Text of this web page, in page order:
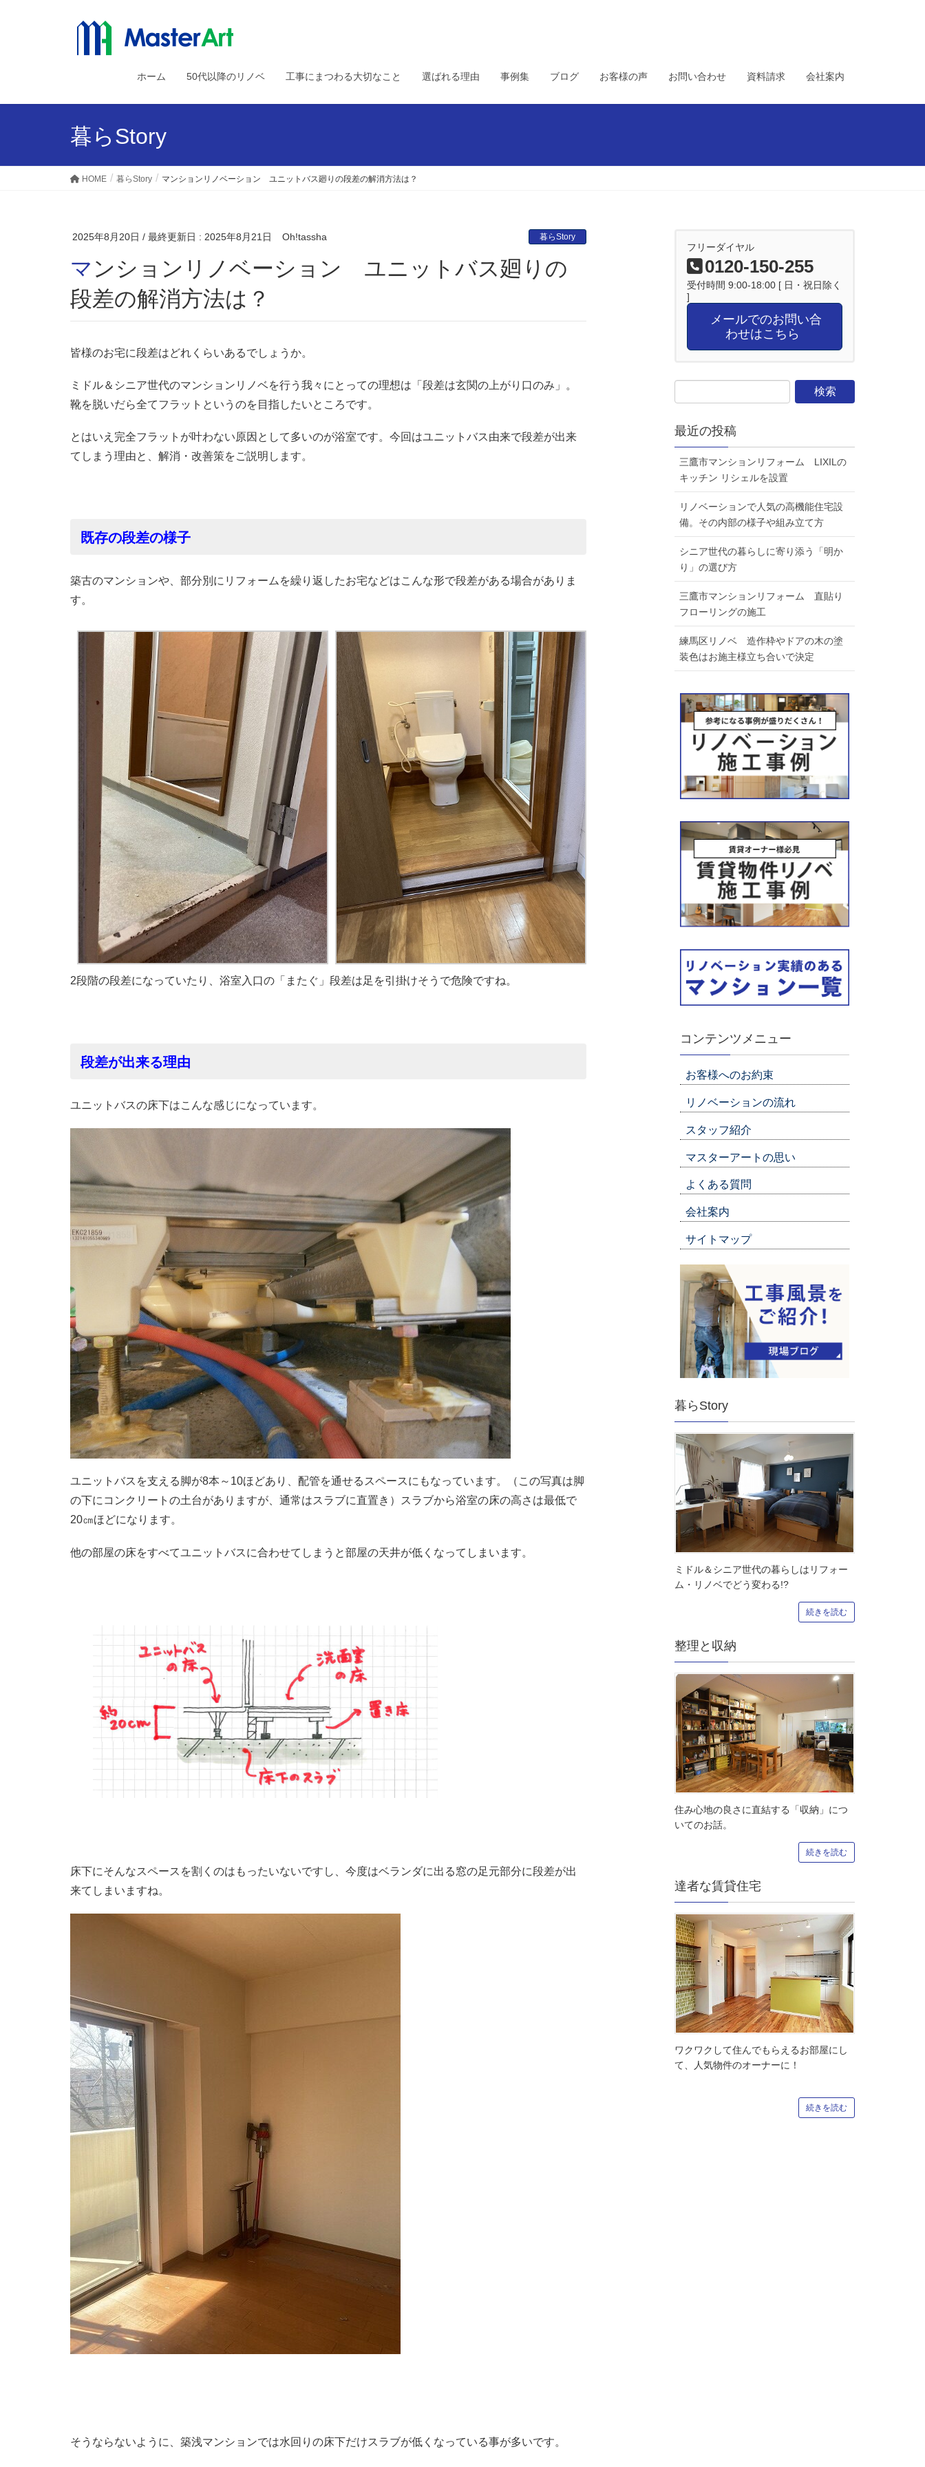
ホーム 50代以降のリノベ 工事にまつわる大切なこと 選ばれる理由 事例集 ブログ お客様の声 お問い合わせ 資料請求 会社案内
暮らStory
HOME 暮らStory マンションリノベーション ユニットバス廻りの段差の解消方法は？
2025年8月20日 / 最終更新日 : 2025年8月21日 Oh!tassha 暮らStory
マンションリノベーション ユニットバス廻りの
段差の解消方法は？
皆様のお宅に段差はどれくらいあるでしょうか。
ミドル＆シニア世代のマンションリノベを行う我々にとっての理想は「段差は玄関の上がり口のみ」。
靴を脱いだら全てフラットというのを目指したいところです。
とはいえ完全フラットが叶わない原因として多いのが浴室です。今回はユニットバス由来で段差が出来
てしまう理由と、解消・改善策をご説明します。
既存の段差の様子
築古のマンションや、部分別にリフォームを繰り返したお宅などはこんな形で段差がある場合がありま
す。
2段階の段差になっていたり、浴室入口の「またぐ」段差は足を引掛けそうで危険ですね。
段差が出来る理由
ユニットバスの床下はこんな感じになっています。
ユニットバスを支える脚が8本～10ほどあり、配管を通せるスペースにもなっています。（この写真は脚
の下にコンクリートの土台がありますが、通常はスラブに直置き）スラブから浴室の床の高さは最低で
20㎝ほどになります。
他の部屋の床をすべてユニットバスに合わせてしまうと部屋の天井が低くなってしまいます。
床下にそんなスペースを割くのはもったいないですし、今度はベランダに出る窓の足元部分に段差が出
来てしまいますね。
そうならないように、築浅マンションでは水回りの床下だけスラブが低くなっている事が多いです。
フリーダイヤル
0120-150-255
受付時間 9:00-18:00 [ 日・祝日除く
]
メールでのお問い合
わせはこちら
最近の投稿
三鷹市マンションリフォーム LIXILの
キッチン リシェルを設置
リノベーションで人気の高機能住宅設
備。その内部の様子や組み立て方
シニア世代の暮らしに寄り添う「明か
り」の選び方
三鷹市マンションリフォーム 直貼り
フローリングの施工
練馬区リノベ 造作枠やドアの木の塗
装色はお施主様立ち合いで決定
コンテンツメニュー
お客様へのお約束
リノベーションの流れ
スタッフ紹介
マスターアートの思い
よくある質問
会社案内
サイトマップ
暮らStory
ミドル＆シニア世代の暮らしはリフォー
ム・リノベでどう変わる!?
続きを読む
整理と収納
住み心地の良さに直結する「収納」につ
いてのお話。
続きを読む
達者な賃貸住宅
ワクワクして住んでもらえるお部屋にし
て、人気物件のオーナーに！
続きを読む